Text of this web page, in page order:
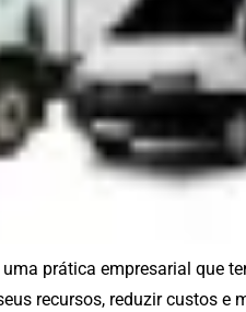
prática empresarial que
recursos, reduzir custos